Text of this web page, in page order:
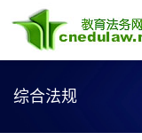
综合法规